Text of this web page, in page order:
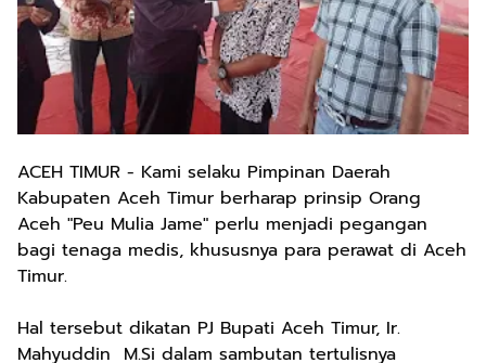
ACEH TIMUR - Kami selaku Pimpinan Daerah
Kabupaten Aceh Timur berharap prinsip Orang
Aceh "Peu Mulia Jame" perlu menjadi pegangan
bagi tenaga medis, khususnya para perawat di Aceh
Timur.
Hal tersebut dikatan PJ Bupati Aceh Timur, Ir.
Mahyuddin M.Si dalam sambutan tertulisnya